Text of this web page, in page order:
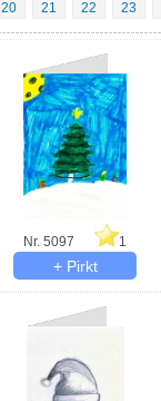
20
21 22 23
Nr. 5097 1